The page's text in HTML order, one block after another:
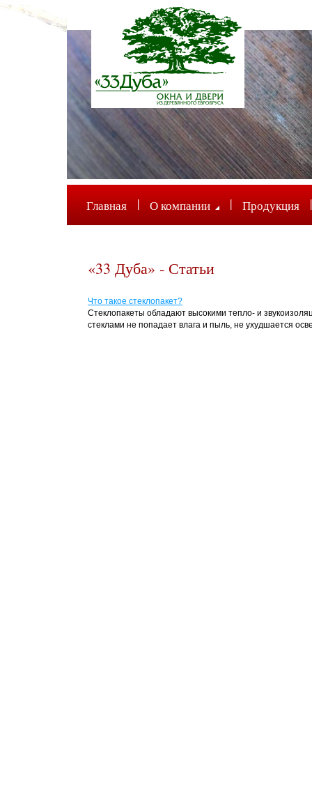
Главная | О компании | Продукция |
«33 Дуба» - Статьи
Что такое стеклопакет?
Стеклопакеты обладают высокими тепло- и
стеклами не попадает влага и пыль, не ухудшается